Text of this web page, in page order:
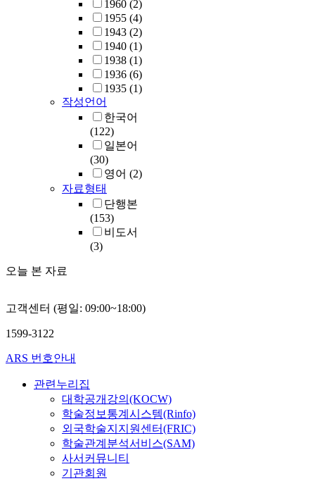
1960 (2)
1955 (4)
1943 (2)
1940 (1)
1938 (1)
1936 (6)
1935 (1)
작성언어
한국어
(122)
일본어
(30)
영어 (2)
자료형태
단행본
(153)
비도서
(3)
오늘 본 자료
고객센터 (평일: 09:00~18:00)
1599-3122
ARS 번호안내
관련누리집
대학공개강의(KOCW)
학술정보통계시스템(Rinfo)
외국학술지지원센터(FRIC)
학술관계분석서비스(SAM)
사서커뮤니티
기관회원